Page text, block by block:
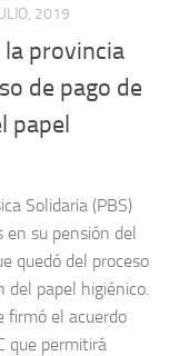
2019
la provincia
de pago de
papel
Solidaria (PBS)
en su pensión del
quedó del proceso
del papel higiénico.
firmó el acuerdo
que permitirá